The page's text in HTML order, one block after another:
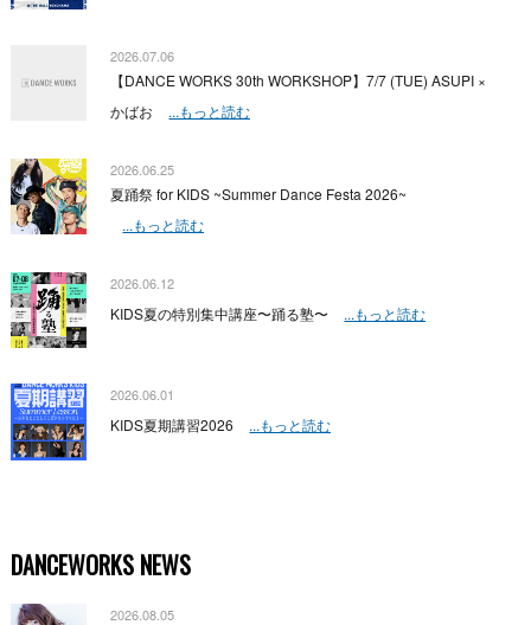
2026.07.06
【DANCE WORKS 30th WORKSHOP】7/7 (TUE) ASUPI ×
かばお
...もっと読む
2026.06.25
夏踊祭 for KIDS ~Summer Dance Festa 2026~
...もっと読む
2026.06.12
KIDS夏の特別集中講座〜踊る塾〜 ...もっと読む
2026.06.01
KIDS夏期講習2026 ...もっと読む
DANCEWORKS NEWS
2026.08.05